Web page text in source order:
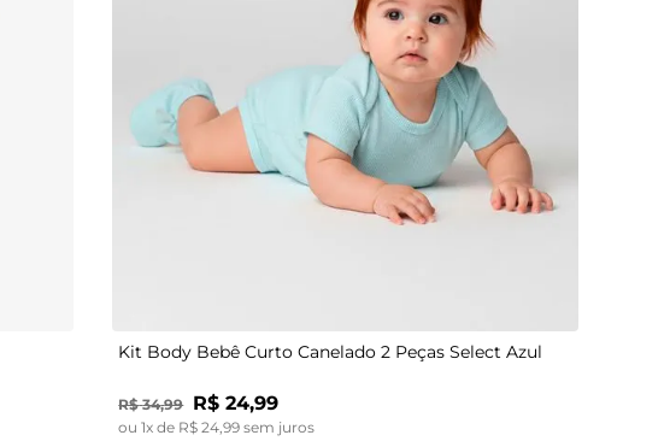
Kit Body Bebê Curto Canelado 2 Peças Select Azul
R$ 34,99 R$ 24,99
ou1x de R$ 24 ,99 sem juros